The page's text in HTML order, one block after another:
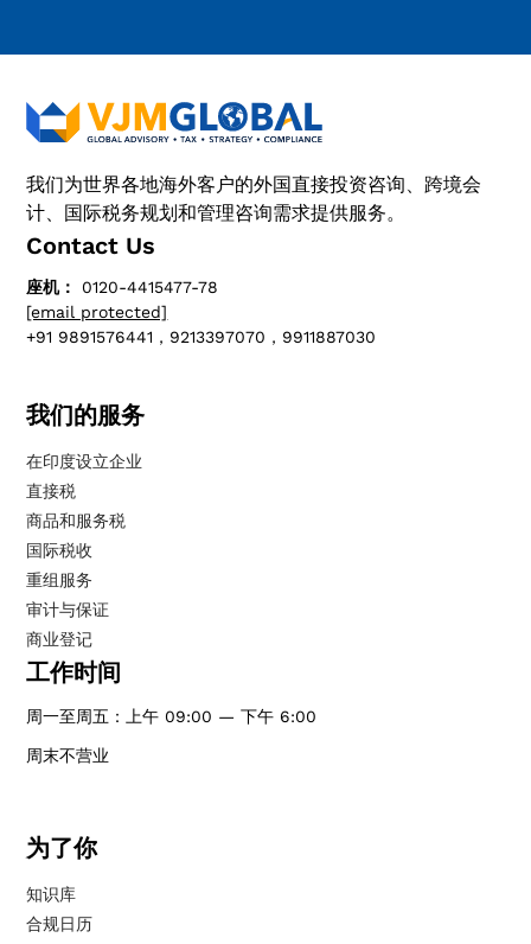
我们为世界各地海外客户的外国直接投资咨询、跨境会
计、国际税务规划和管理咨询需求提供服务。
Contact Us
座机：
0120-4415477-78
[email protected]
+91 9891576441，9213397070，9911887030
我们的服务
在印度设立企业
直接税
商品和服务税
国际税收
重组服务
审计与保证
商业登记
工作时间
周一至周五：上午 09:00 — 下午 6:00
周末不营业
为了你
知识库
合规日历